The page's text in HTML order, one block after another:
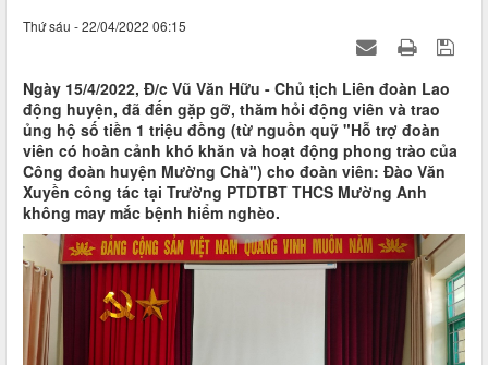
Thứ sáu - 22/04/2022 06:15
Ngày 15/4/2022, Đ/c Vũ Văn Hữu - Chủ tịch Liên đoàn Lao
động huyện, đã đến gặp gỡ, thăm hỏi động viên và trao
ủng hộ số tiền 1 triệu đồng (từ nguồn quỹ "Hỗ trợ đoàn
viên có hoàn cảnh khó khăn và hoạt động phong trào của
Công đoàn huyện Mường Chà") cho đoàn viên: Đào Văn
Xuyền công tác tại Trường PTDTBT THCS Mường Anh
không may mắc bệnh hiểm nghèo.